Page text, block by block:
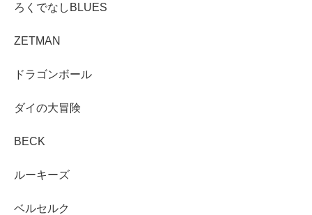
ろくでなしBLUES
ZETMAN
ドラゴンボール
ダイの大冒険
BECK
ルーキーズ
ベルセルク